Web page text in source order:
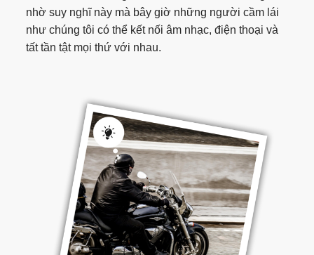
nhờ suy nghĩ này mà bây giờ những người cầm lái
như chúng tôi có thể kết nối âm nhạc, điện thoại và
tất tần tật mọi thứ với nhau.